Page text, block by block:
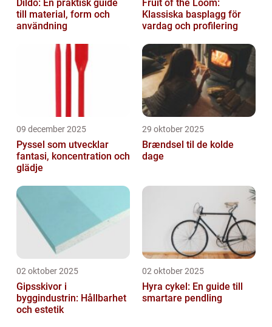
Dildo: En praktisk guide
till material, form och
användning
Fruit of the Loom:
Klassiska basplagg för
vardag och profilering
09 december 2025
Pyssel som utvecklar
fantasi, koncentration och
glädje
29 oktober 2025
Brændsel til de kolde
dage
02 oktober 2025
Gipsskivor i
byggindustrin: Hållbarhet
och estetik
02 oktober 2025
Hyra cykel: En guide till
smartare pendling